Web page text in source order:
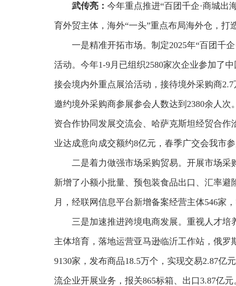
武传亮： 今年重点推进“百团千企·商城出
育外贸主体，海外“一头”重点布局海外仓，打
一是精准开拓市场。制定2025年“百团千
活动。今年1-9月已组织2580家次企业参加了
接会境内外重点展洽活动，接待境外采购商
邀约境外采购商参展参会人数达到2380余人
资合作协同发展交流会、哈萨克斯坦经贸合
业达成意向成交额约8亿元，春季广交会我市
二是着力做强市场采购贸易。开展市场采
新增了小额小批量、预包装食品出口、汇率
月，经联网信息平台新增备案经营主体546家
三是加速推进跨境电商发展。重视人才培
主体培育，落地运营亚马逊临沂工作站，俄罗
9130家，发布商品18.5万个，实现交易2.87亿
流企业开展业务，报关865标箱、出口3.87亿元